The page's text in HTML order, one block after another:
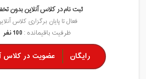
تخفیفهای مشارکتی
درباره ما
ثبت نام در کلاس آنلاین بدون
فعال تا پایان برگزاری کلاس
ظرفیت باقیمانده : 100 نفر
رایگان عضویت در کلاس